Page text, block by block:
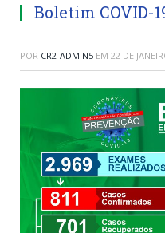
Boletim COVID-
POR CR2-ADMIN5 EM 22 DE